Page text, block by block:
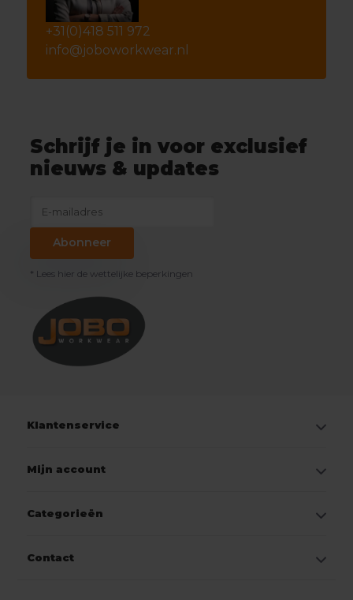
+31(0)418 511 972
info@joboworkwear.nl
Schrijf je in voor exclusief
nieuws & updates
Abonneer
* Lees hier de wettelijke beperkingen
Klantenservice
Mijn account
Categorieën
Contact